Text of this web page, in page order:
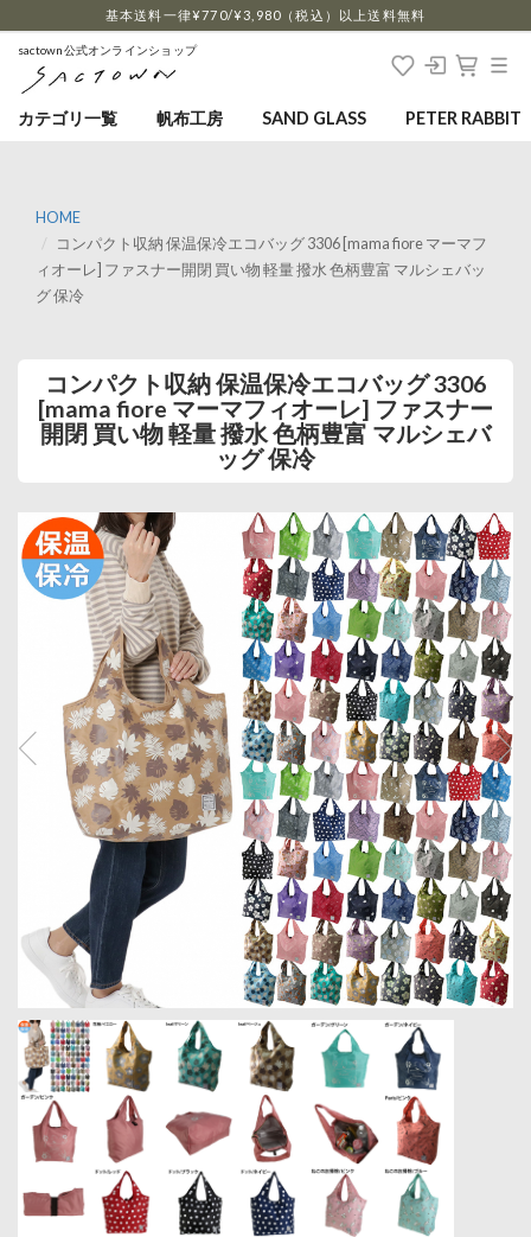
基本送料一律¥770/¥3,980（税込）以上送料無料
sactown公式オンラインショップ
カテゴリ一覧 帆布工房 SAND GLASS PETER RABBIT
HOME
コンパクト収納 保温保冷エコバッグ 3306 [mama fiore マーマフ
ィオーレ] ファスナー開閉 買い物 軽量 撥水 色柄豊富 マルシェバッ
グ 保冷
コンパクト収納 保温保冷エコバッグ 3306
[mama fiore マーマフィオーレ] ファスナー
開閉 買い物 軽量 撥水 色柄豊富 マルシェバ
ッグ 保冷